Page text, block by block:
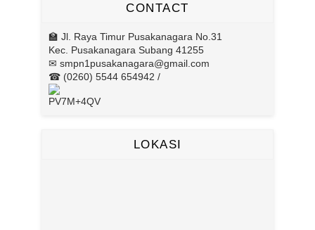
CONTACT
🏫 Jl. Raya Timur Pusakanagara No.31
Kec. Pusakanagara Subang 41255
✉ smpn1pusakanagara@gmail.com
☎ (0260) 5544 654942 /
PV7M+4QV
LOKASI